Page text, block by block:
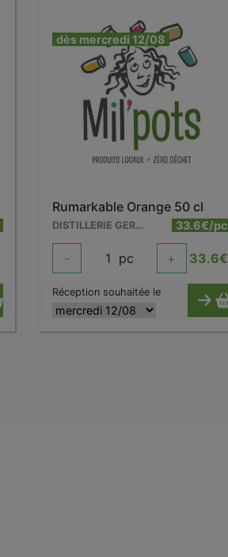
dès mercredi 12/08
Rumarkable Orange 50 cl
DISTILLERIE GERVIN 33.6€/pc
- 1 pc + 33.6€
Réception souhaitée le